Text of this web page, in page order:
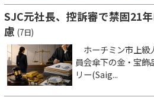
SJC元社長、控訴審で禁固21
慮 (7日)
ホーチミン市上級
員会傘下の金・宝
リー(Saig...